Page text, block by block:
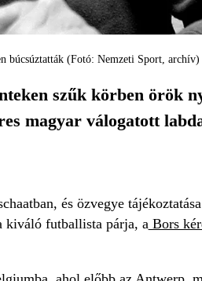
búcsúztatták (Fotó: Nemzeti Sport, archív)
szűk körben örök
magyar válogatott
és özvegye
kiváló futballista párja, a Bors